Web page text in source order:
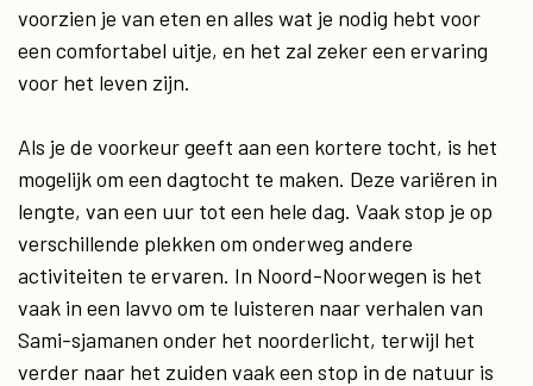
voorzien je van eten en alles wat je nodig hebt voor
een comfortabel uitje, en het zal zeker een ervaring
voor het leven zijn.
Als je de voorkeur geeft aan een kortere tocht, is het
mogelijk om een ​​dagtocht te maken. Deze variëren in
lengte, van een uur tot een hele dag. Vaak stop je op
verschillende plekken om onderweg andere
activiteiten te ervaren. In Noord-Noorwegen is het
vaak in een lavvo om te luisteren naar verhalen van
Sami-sjamanen onder het noorderlicht, terwijl het
verder naar het zuiden vaak een stop in de natuur is